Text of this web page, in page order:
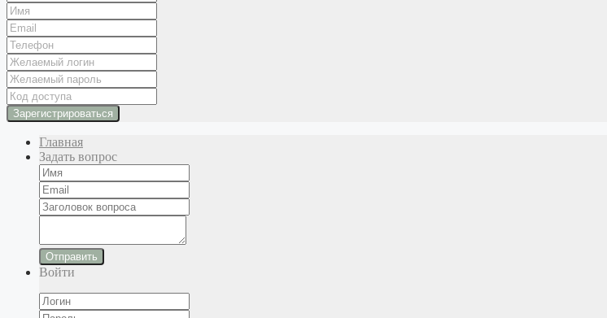
Главная
Задать вопрос
Отправить
Войти